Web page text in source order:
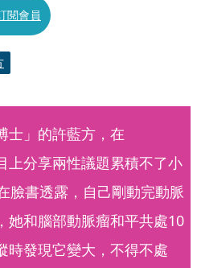
閱會員
士」的許藍方，在
上分享兩性議題累積不了小
臉書透露，自己剛動完動脈
她和腦部動脈瘤和平共處10
時發現它變大，不得不處